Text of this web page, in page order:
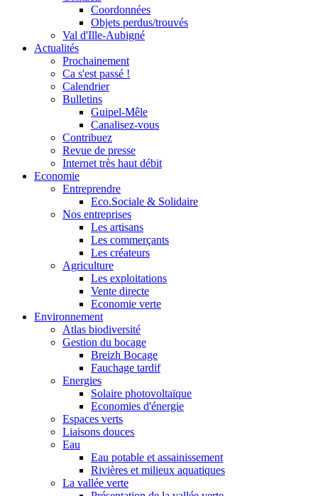
Coordonnées
Objets perdus/trouvés
Val d'Ille-Aubigné
Actualités
Prochainement
Ca s'est passé !
Calendrier
Bulletins
Guipel-Mêle
Canalisez-vous
Contribuez
Revue de presse
Internet très haut débit
Economie
Entreprendre
Eco.Sociale & Solidaire
Nos entreprises
Les artisans
Les commerçants
Les créateurs
Agriculture
Les exploitations
Vente directe
Economie verte
Environnement
Atlas biodiversité
Gestion du bocage
Breizh Bocage
Fauchage tardif
Energies
Solaire photovoltaïque
Economies d'énergie
Espaces verts
Liaisons douces
Eau
Eau potable et assainissement
Rivières et milieux aquatiques
La vallée verte